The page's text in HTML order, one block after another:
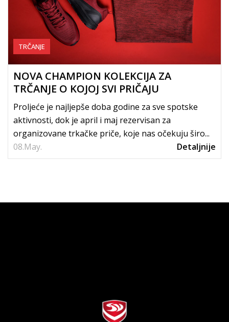
08.May.
TRČANJE
NOVA CHAMPION KOLEKCIJA ZA
TRČANJE O KOJOJ SVI PRIČAJU
Proljeće je najljepše doba godine za sve spotske
aktivnosti, dok je april i maj rezervisan za
organizovane trkačke priče, koje nas očekuju širo...
Detaljnije